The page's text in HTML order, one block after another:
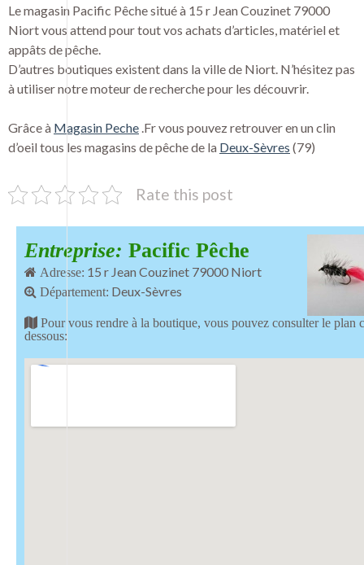
Le magasin Pacific Pêche situé à 15 r Jean Couzinet 79000
Niort vous attend pour tout vos achats d’articles, matériel et
appâts de pêche.
D’autres boutiques existent dans la ville de Niort. N’hésitez pas
à utiliser notre moteur de recherche pour les découvrir.
Grâce à Magasin Peche .Fr vous pouvez retrouver en un clin
d’oeil tous les magasins de pêche de la Deux-Sèvres (79)
Rate this post
Entreprise: Pacific Pêche
Adresse: 15 r Jean Couzinet 79000 Niort
Département: Deux-Sèvres
Pour vous rendre à la boutique, vous pouvez consulter le plan
dessous: